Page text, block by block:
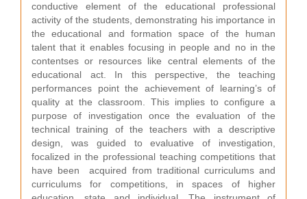
conductive element of the educational professional
activity of the students, demonstrating his importance in
the educational and formation space of the human
talent that it enables focusing in people and no in the
contentses or resources like central elements of the
educational act. In this perspective, the teaching
performances point the achievement of learning’s of
quality at the classroom. This implies to configure a
purpose of investigation once the evaluation of the
technical training of the teachers with a descriptive
design, was guided to evaluative of investigation,
focalized in the professional teaching competitions that
have been acquired from traditional curriculums and
curriculums for competitions, in spaces of higher